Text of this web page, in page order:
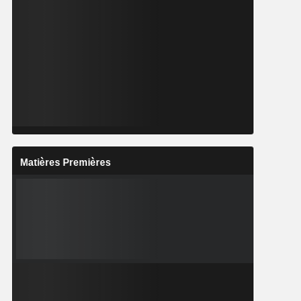
Matières Premières